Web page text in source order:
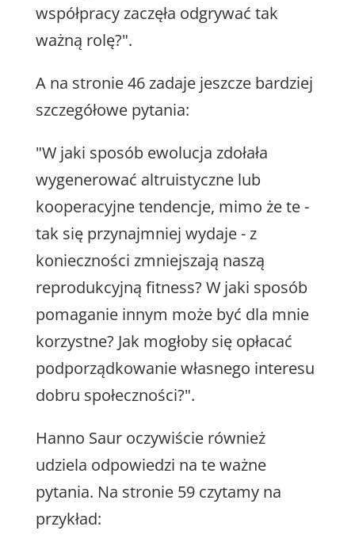
współpracy zaczęła odgrywać tak
ważną rolę?".
A na stronie 46 zadaje jeszcze bardziej
szczegółowe pytania:
"W jaki sposób ewolucja zdołała
wygenerować altruistyczne lub
kooperacyjne tendencje, mimo że te -
tak się przynajmniej wydaje - z
konieczności zmniejszają naszą
reprodukcyjną fitness? W jaki sposób
pomaganie innym może być dla mnie
korzystne? Jak mogłoby się opłacać
podporządkowanie własnego interesu
dobru społeczności?".
Hanno Saur oczywiście również
udziela odpowiedzi na te ważne
pytania. Na stronie 59 czytamy na
przykład: